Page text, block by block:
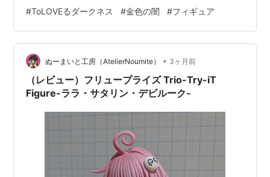
な表現と、圧倒的な存在感。それらが融合した本作がど
のような完成度を見せてくれるのか、期待感は高まるば
かりである。『ToLOVEるーとらぶるーダークネス』 水
着シリーズ 「金色の闇」 1/4サイズ 【UC003000-01】
(彩色済み完成品フィギュア) 楽天で購入 ◆空間を支配す
る圧倒的…
#ToLOVEるダークネス #金色の闇 #フィギュア
ぬーまいと工房（AtelierNoumite） • 3ヶ月前
（レビュー）フリュープライズ Trio-Try-iT
Figure-ララ・サタリン・デビルーク-